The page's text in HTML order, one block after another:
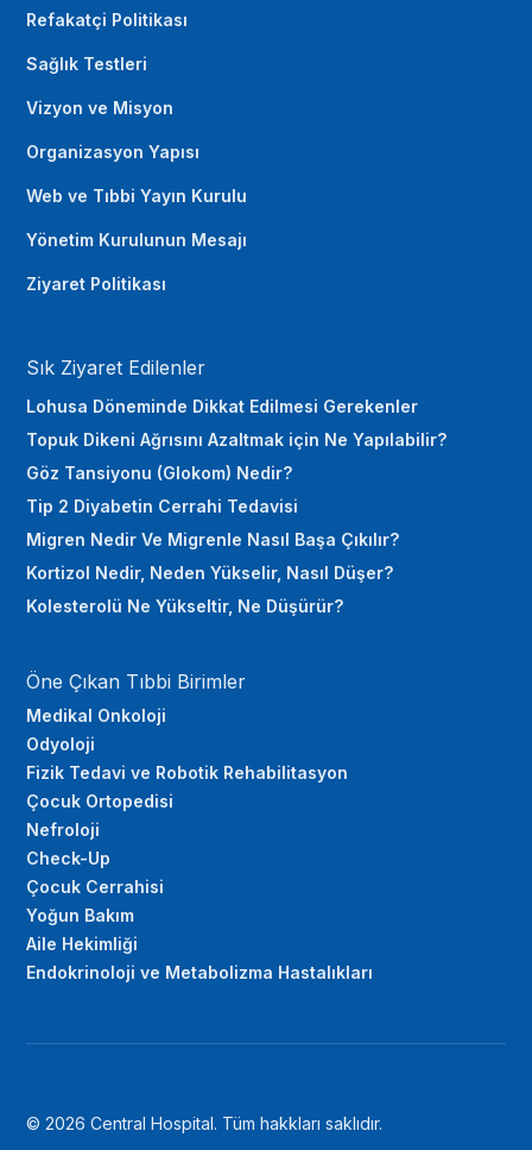
Refakatçi Politikası
Sağlık Testleri
Vizyon ve Misyon
Organizasyon Yapısı
Web ve Tıbbi Yayın Kurulu
Yönetim Kurulunun Mesajı
Ziyaret Politikası
Sık Ziyaret Edilenler
Lohusa Döneminde Dikkat Edilmesi Gerekenler
Topuk Dikeni Ağrısını Azaltmak için Ne Yapılabilir?
Göz Tansiyonu (Glokom) Nedir?
Tip 2 Diyabetin Cerrahi Tedavisi
Migren Nedir Ve Migrenle Nasıl Başa Çıkılır?
Kortizol Nedir, Neden Yükselir, Nasıl Düşer?
Kolesterolü Ne Yükseltir, Ne Düşürür?
Öne Çıkan Tıbbi Birimler
Medikal Onkoloji
Odyoloji
Fizik Tedavi ve Robotik Rehabilitasyon
Çocuk Ortopedisi
Nefroloji
Check-Up
Çocuk Cerrahisi
Yoğun Bakım
Aile Hekimliği
Endokrinoloji ve Metabolizma Hastalıkları
© 2026 Central Hospital. Tüm hakkları saklıdır.